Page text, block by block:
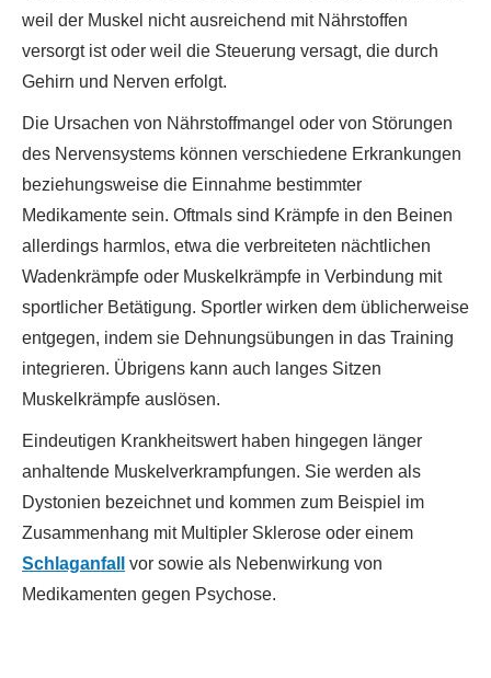
weil der Muskel nicht ausreichend mit Nährstoffen
versorgt ist oder weil die Steuerung versagt, die durch
Gehirn und Nerven erfolgt.
Die Ursachen von Nährstoffmangel oder von Störungen
des Nervensystems können verschiedene Erkrankungen
beziehungsweise die Einnahme bestimmter
Medikamente sein. Oftmals sind Krämpfe in den Beinen
allerdings harmlos, etwa die verbreiteten nächtlichen
Wadenkrämpfe oder Muskelkrämpfe in Verbindung mit
sportlicher Betätigung. Sportler wirken dem üblicherweise
entgegen, indem sie Dehnungsübungen in das Training
integrieren. Übrigens kann auch langes Sitzen
Muskelkrämpfe auslösen.
Eindeutigen Krankheitswert haben hingegen länger
anhaltende Muskelverkrampfungen. Sie werden als
Dystonien bezeichnet und kommen zum Beispiel im
Zusammenhang mit Multipler Sklerose oder einem
Schlaganfall
vor sowie als Nebenwirkung von
Medikamenten gegen Psychose.